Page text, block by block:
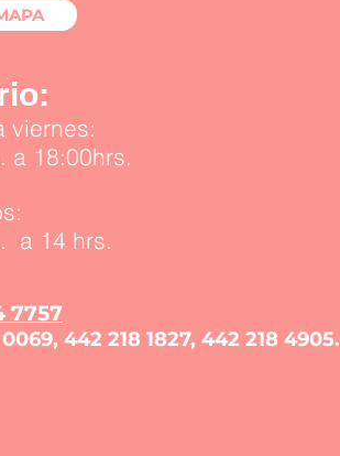
viernes:
a 18:00hrs.
a 14 hrs.
7757
, 442 218 1827, 442 218 4905.